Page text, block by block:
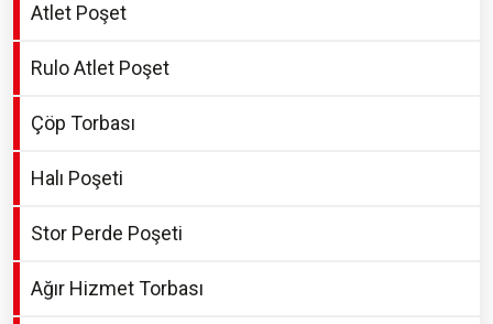
Atlet Poşet
Rulo Atlet Poşet
Çöp Torbası
Halı Poşeti
Stor Perde Poşeti
Ağır Hizmet Torbası